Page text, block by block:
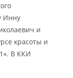
Инну
и
красоты и
В ККИ